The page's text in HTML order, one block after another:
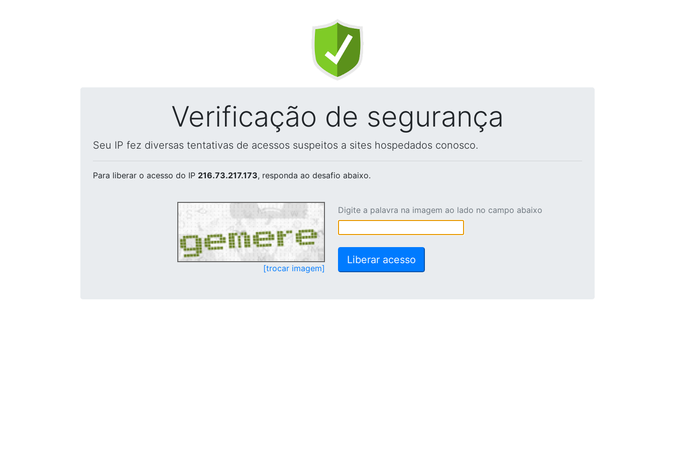
Verificação de segurança
Seu IP fez diversas tentativas de acessos suspeitos a sites hospedados conosco.
Para liberar o acesso do IP 216.73.217.173, responda ao desafio abaixo.
[trocar imagem]
Digite a palavra na imagem ao lado no campo abaixo